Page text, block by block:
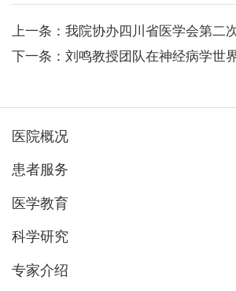
上一条：我院协办四川省医学会第二
医院概况
患者服务
医学教育
科学研究
专家介绍